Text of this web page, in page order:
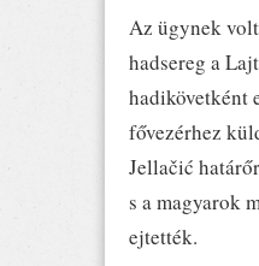
Az ügynek
hadsereg a
hadikövetként
fővezérhez
Jellačić
s a magyarok
ejtették.